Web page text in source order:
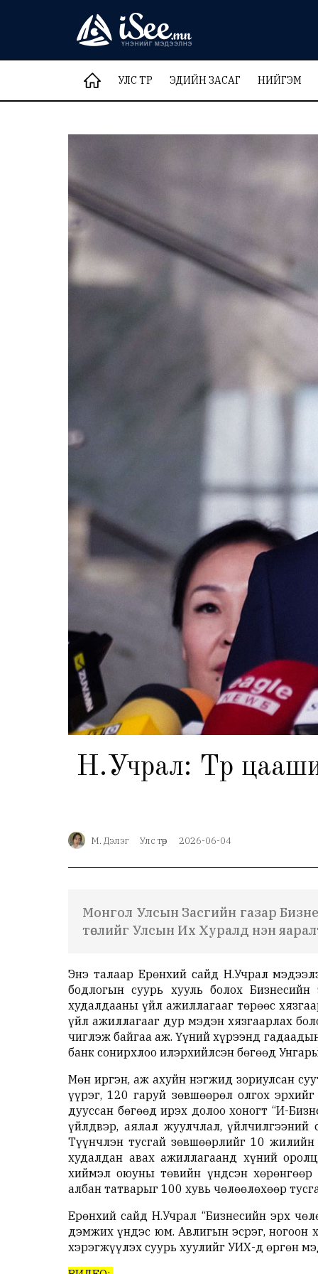
УЛС ТӨР ЭДИЙН ЗАСАГ НИЙГЭМ
Н.Учрал: Төр
М. Дэлэг Улс төр 2026-06-04
Монгол Улсын Засгийн газар
төслийг Улсын Их Хуралд нэн
Энэ талаар Ерөнхий сайд Н.Учрал
бодлогын суурь хууль болох
худалдааны үйл ажиллагааг төрөөс
үйл ажиллагааг дур мэдэн хязгаарлах
чиглэж байгаа аж. Үүний хүрээнд
банк сонирхлоо илэрхийлсэн бөгөөд
Мөн иргэн, аж ахуйн нэгжид зориулсан
үүрэг, 120 гаруй зөвшөөрөл олгох
дууссан бөгөөд ирэх долоо хоногт “И-
үйлдвэр, аялал жуулчлал,
Түүнчлэн тусгай зөвшөөрлийг 10 жилийн
худалдан авах ажиллагаанд хүний
хиймэл оюуны төвийн үндсэн хөрөнгөөр
албан татварыг 100 хувь чөлөөлөхөөр
Ерөнхий сайд Н.Учрал “Бизнесийн эрх
дэмжих үндэс юм. Авлигын эсрэг, ногоон
хэрэгжүүлэх суурь хуулийг УИХ-д өргөн